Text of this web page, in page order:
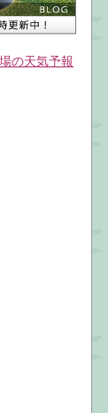
の天気予報